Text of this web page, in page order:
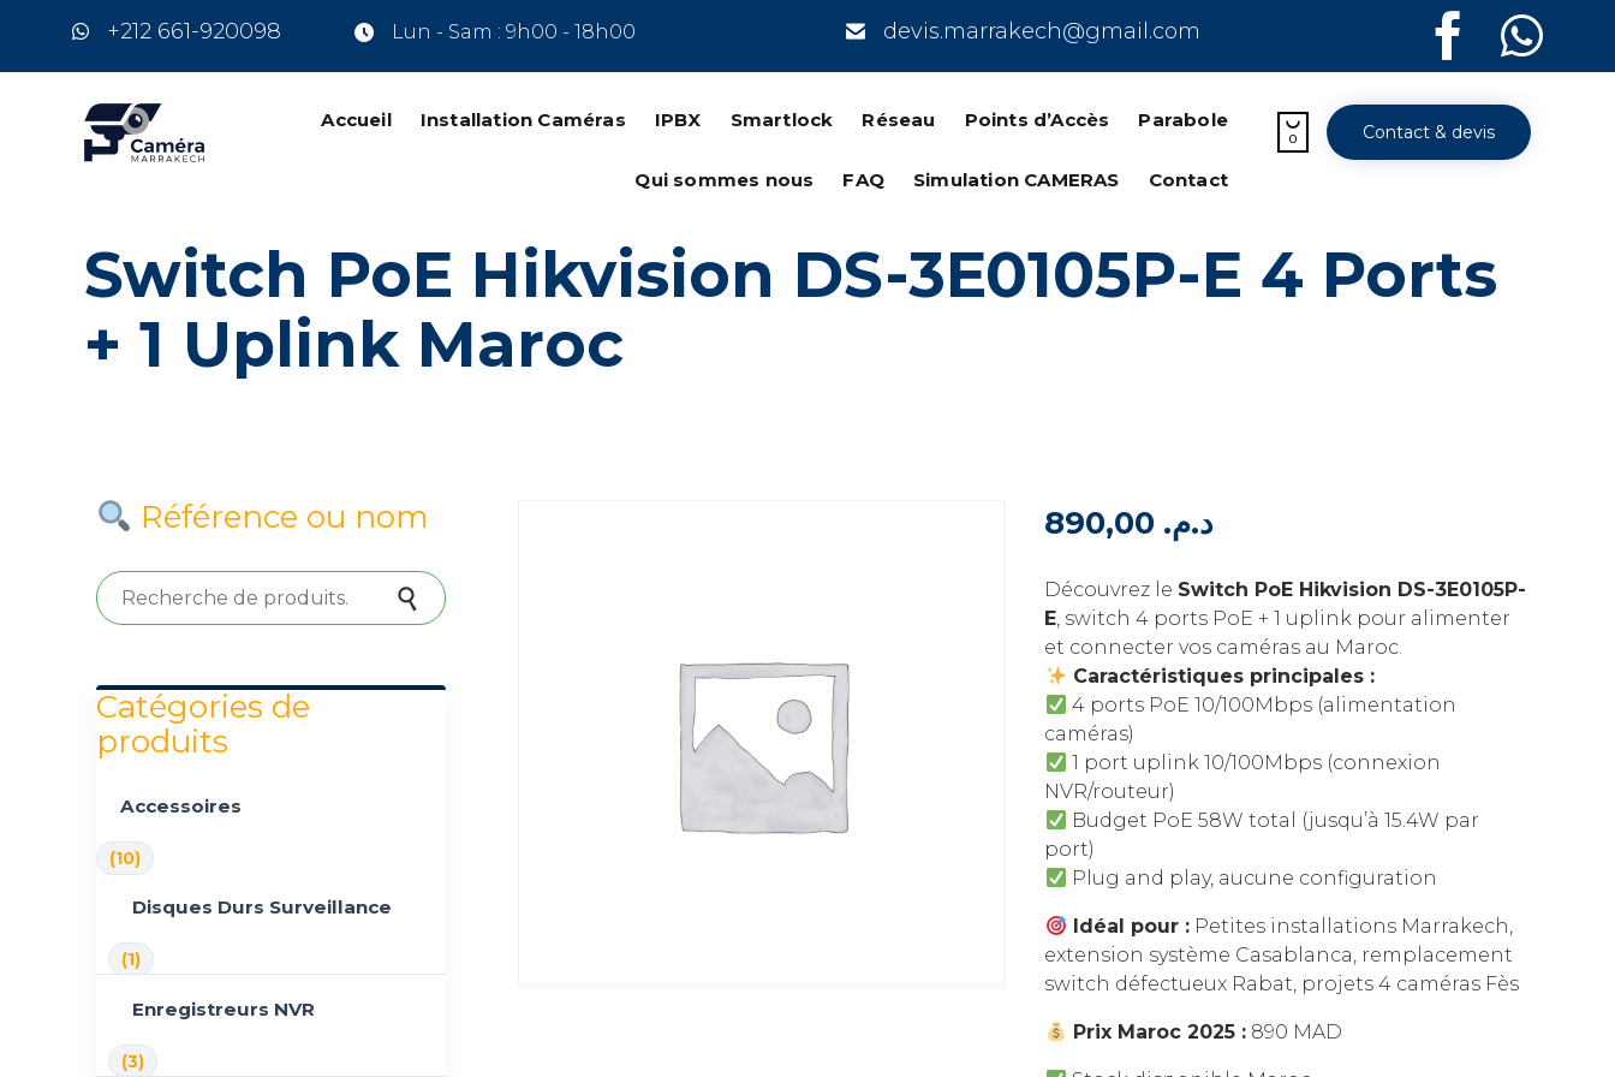
+212 661-920098 Lun - Sam : 9h00 - 18h00 devis.marrakech@gmail.com
content
Accueil Installation Caméras IPBX Smartlock Réseau Points d’Accès Parabole
Qui sommes nous FAQ Simulation CAMERAS Contact

0 Contact & devis
Switch PoE Hikvision DS-3E0105P-E 4 Ports
+ 1 Uplink Maroc
د.م.
Découvrez le Switch PoE Hikvision DS-3E0105P-
E, switch 4 ports PoE + 1 uplink pour alimenter
et connecter vos caméras au Maroc.
Caractéristiques principales :
4 ports PoE 10/100Mbps (alimentation
caméras)
1 port uplink 10/100Mbps (connexion
NVR/routeur)
Budget PoE 58W total (jusqu’à 15.4W par
port)
Plug and play, aucune configuration
Idéal pour :Petites installations Marrakech,
extension système Casablanca, remplacement
switch défectueux Rabat, projets 4 caméras Fès
Prix Maroc 2025 :890 MAD
Référence ou nom
Recherche pour :
Recherche
Catégories de
produits
Accessoires
(10)
Disques Durs Surveillance
(1)
Enregistreurs NVR
(3)